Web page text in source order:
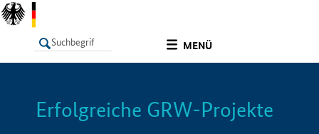
MENÜ
LISTE Info
Erfolgreiche GRW-Projekte